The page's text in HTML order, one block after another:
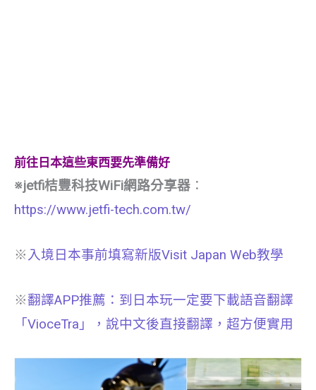
前往日本這些東西要先準備好
※jetfi桔豐科技WiFi網路分享器 ：
https://www.jetfi-tech.com.tw/
※ 入境日本事前填寫新版Visit Japan Web教學
※翻譯APP推薦：到日本玩一定要下載語音翻譯
「VioceTra」，說中文後直接翻譯，超方便實用